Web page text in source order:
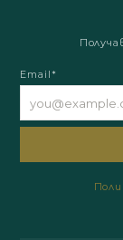
Email*